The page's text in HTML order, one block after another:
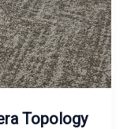
Topology